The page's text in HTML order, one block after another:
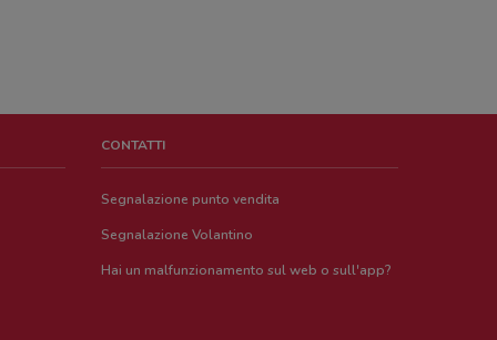
CONTATTI
Segnalazione punto vendita
Segnalazione Volantino
Hai un malfunzionamento sul web o sull'app?